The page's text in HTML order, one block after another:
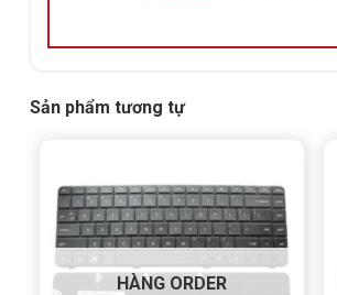
Sản phẩm tương tự
HÀNG ORDER